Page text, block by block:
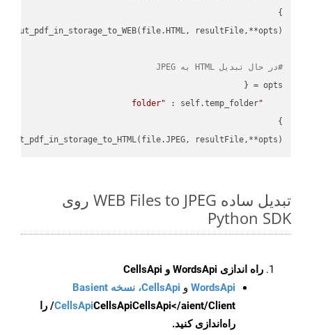
#در حال تبدیل HTML به JPEG
"folder"
resultFile,**opts)
تبدیل ساده WEB Files to JPEG روی
Python SDK
راه اندازی WordsApi و CellsApi
WordsApi و CellsApi، نسخه Basient
CellsApiCellsApi
CellsApi</aient/Client/ را
راه‌اندازی کنید.